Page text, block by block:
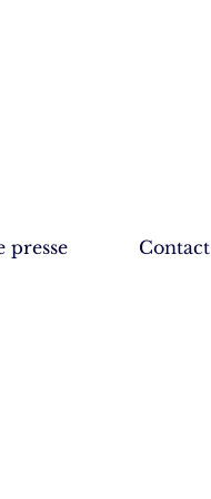
presse Contact